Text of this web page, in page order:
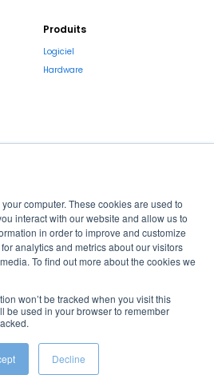
computer. These cookies are used to
interact with our website and allow us to
in order to improve and customize
analytics and metrics about our visitors
To find out more about the cookies we
won’t be tracked when you visit this
be used in your browser to remember
Decline
Produits
Logiciel
Hardware
dans votre avenir !
© 2022
Policy
Terms and conditions
Mechanism